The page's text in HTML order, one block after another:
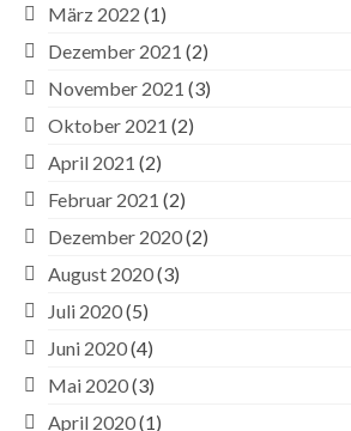
März 2022 (1)
Dezember 2021 (2)
November 2021 (3)
Oktober 2021 (2)
April 2021 (2)
Februar 2021 (2)
Dezember 2020(2)
August 2020(3)
Juli 2020(5)
Juni 2020(4)
Mai 2020(3)
April 2020(1)